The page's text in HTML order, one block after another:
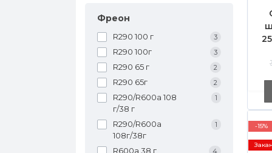
Фреон
R290 100 г 3
R290 100г 3
R290 65 г 2
R290 65г 2
R290/R600a 108
г/38 г
1
R290/R600a
108г/38г
1
R600a 38 г 4
-15%